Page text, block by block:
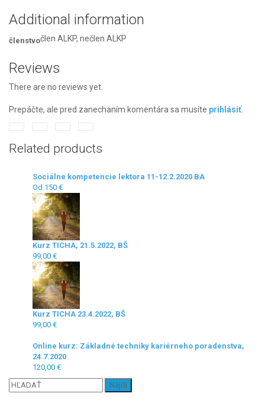
quantity
Additional information
členstvočlen ALKP, nečlen ALKP
Reviews
There are no reviews yet.
Prepáčte, ale pred zanechaním komentára sa musíte prihlásiť.
Related products
Sociálne kompetencie lektora 11-12.2.2020 BA
Od 150 €
Kurz TICHA, 21.5.2022, BŠ
99,00 €
Kurz TICHA 23.4.2022, BŠ
99,00 €
Online kurz: Základné techniky kariérneho poradenstva,
24.7.2020
120,00 €
Hľadať: